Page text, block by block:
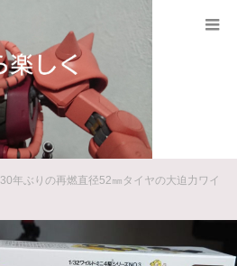
30年ぶりの再燃直径52㎜タイヤの大迫力ワイ